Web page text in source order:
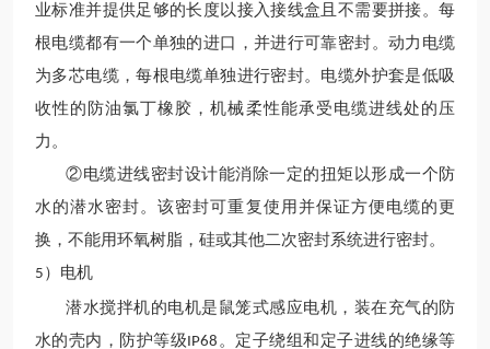
业标准并提供足够的长度以接入接线盒且不需要拼接。每
根电缆都有一个单独的进口，并进行可靠密封。动力电缆
为多芯电缆，每根电缆单独进行密封。电缆外护套是低吸
收性的防油氯丁橡胶，机械柔性能承受电缆进线处的压
力。
②电缆进线密封设计能消除一定的扭矩以形成一个防
水的潜水密封。该密封可重复使用并保证方便电缆的更
换，不能用环氧树脂，硅或其他二次密封系统进行密封。
5 ）电机
潜水搅拌机的电机是鼠笼式感应电机，装在充气的防
水的壳内，防护等级IP68 。定子绕组和定子进线的绝缘等